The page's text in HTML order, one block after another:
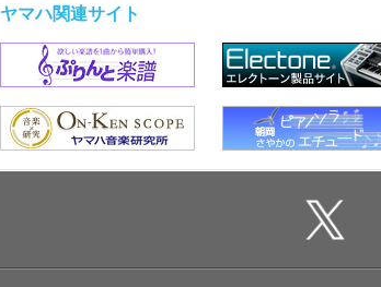
ヤマハ関連サイト